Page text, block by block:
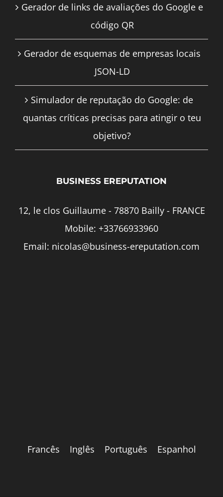
Gerador de links de avaliações do Google e
código QR
Gerador de esquemas de empresas locais
JSON-LD
Simulador de reputação do Google: de
quantas críticas precisas para atingir o teu
objetivo?
BUSINESS EREPUTATION
12, le clos Guillaume - 78870 Bailly - FRANCE
Mobile: +33766933960
Email: nicolas@business-ereputation.com
Francês Inglês Português Espanhol